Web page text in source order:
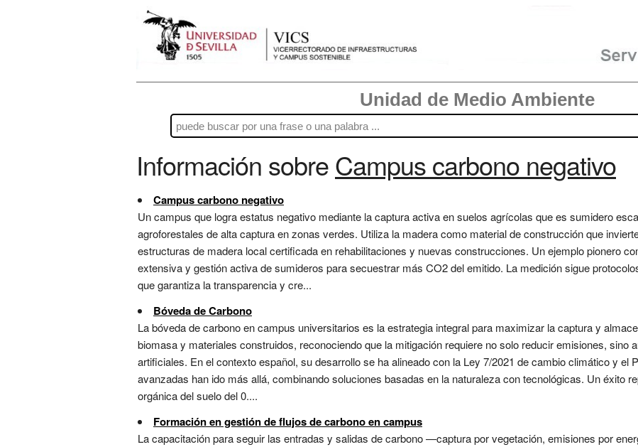
Unidad de Medio Ambiente
Información sobreCampus carbono negativo
Campus carbono negativo
Un campus que logra estatus negativo mediante la captura activa en suelos agrícolas que es sumidero
agroforestales de alta captura en zonas verdes. Utiliza la madera como material de construcción que
estructuras de madera local certificada en rehabilitaciones y nuevas construcciones. Un ejemplo pionero
extensiva y gestión activa de sumideros para secuestrar más CO2 del emitido. La medición sigue
que garantiza la transparencia y cre...
Bóveda de Carbono
La bóveda de carbono en campus universitarios es la estrategia integral para maximizar la captura y
biomasa y materiales construidos, reconociendo que la mitigación requiere no solo reducir emisiones, sino
artificiales. En el contexto español, su desarrollo se ha alineado con la Ley 7/2021 de cambio climático y el
avanzadas han ido más allá, combinando soluciones basadas en la naturaleza con tecnológicas. Un éxito
orgánica del suelo del 0....
Formación en gestión de flujos de carbono en campus
La capacitación para seguir las entradas y salidas de carbono —captura por vegetación, emisiones por